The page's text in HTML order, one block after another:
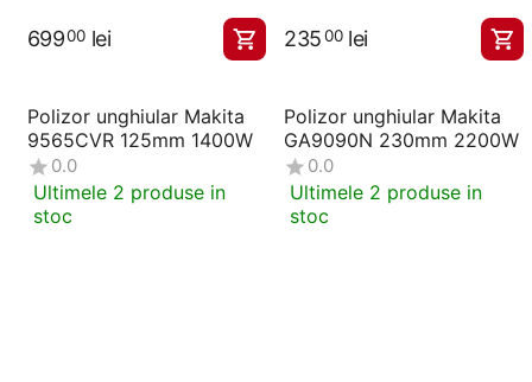
69900 lei 23500 lei
Polizor unghiular Makita
9565CVR 125mm 1400W
0.0
Ultimele 2 produse in
stoc
Polizor unghiular Makita
GA9090N 230mm 2200W
0.0
Ultimele 2 produse in
stoc